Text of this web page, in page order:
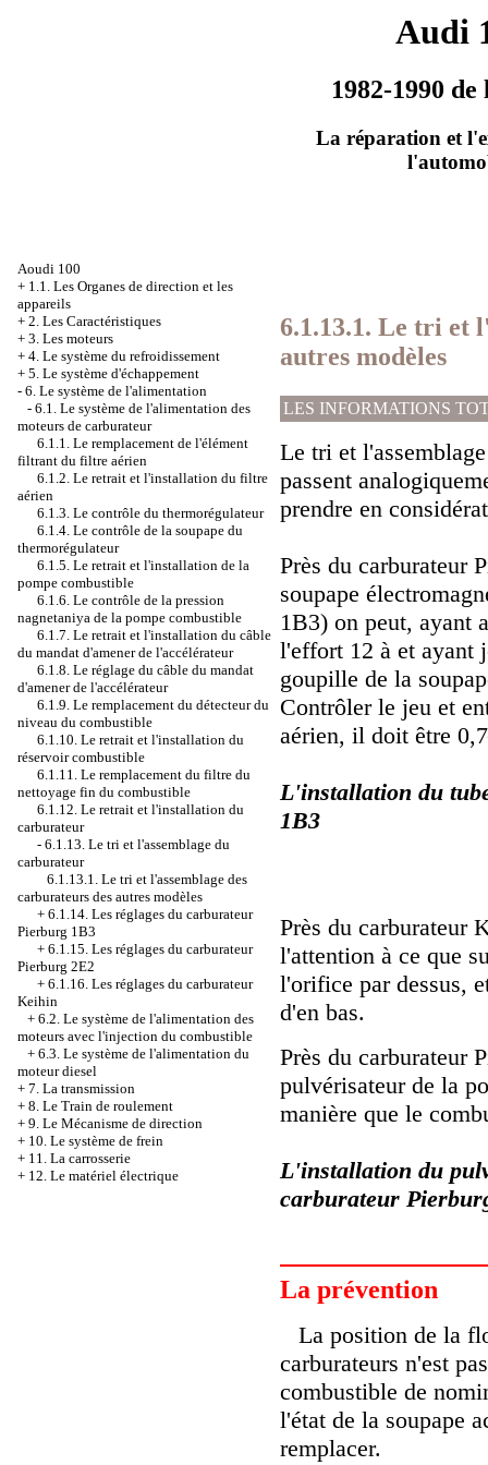
Audi
1982-1990
La réparation et
Aoudi 100
+ 1.1. Les Organes de direction et les
appareils
+ 2. Les Caractéristiques
+ 3. Les moteurs
+ 4. Le système du refroidissement
+ 5. Le système d'échappement
- 6. Le système de l'alimentation
- 6.1. Le système de l'alimentation des
moteurs de carburateur
6.1.1. Le remplacement de l'élément
filtrant du filtre aérien
6.1.2. Le retrait et l'installation du filtre
aérien
6.1.3. Le contrôle du thermorégulateur
6.1.4. Le contrôle de la soupape du
thermorégulateur
6.1.5. Le retrait et l'installation de la
pompe combustible
6.1.6. Le contrôle de la pression
nagnetaniya de la pompe combustible
6.1.7. Le retrait et l'installation du câble
du mandat d'amener de l'accélérateur
6.1.8. Le réglage du câble du mandat
d'amener de l'accélérateur
6.1.9. Le remplacement du détecteur du
niveau du combustible
6.1.10. Le retrait et l'installation du
réservoir combustible
6.1.11. Le remplacement du filtre du
nettoyage fin du combustible
6.1.12. Le retrait et l'installation du
carburateur
- 6.1.13. Le tri et l'assemblage du
carburateur
6.1.13.1. Le tri et l'assemblage des
carburateurs des autres modèles
+ 6.1.14. Les réglages du carburateur
Pierburg 1B3
+ 6.1.15. Les réglages du carburateur
Pierburg 2Е2
+ 6.1.16. Les réglages du carburateur
Keihin
+ 6.2. Le système de l'alimentation des
moteurs avec l'injection du combustible
+ 6.3. Le système de l'alimentation du
moteur diesel
+ 7. La transmission
+ 8. Le Train de roulement
+ 9. Le Mécanisme de direction
+ 10. Le système de frein
+ 11. La carrosserie
+ 12. Le matériel électrique
6.1.13.1. Le tri et
autres modèles
LES INFORMATIONS
Le tri et
passent
prendre en
Près du carburateur
soupape
1В3) on peut, ayant
l'effort 12 à et ayant
goupille de la
Contrôler le jeu et
aérien, il doit être
L'installation du
1В3
Près du carburateur
l'attention à ce que
l'orifice par dessus,
d'en bas.
Près du carburateur
pulvérisateur de la
manière que le
L'installation du
carburateur
La prévention
La position de la
carburateurs n'est
combustible de
l'état de la soupape
remplacer.